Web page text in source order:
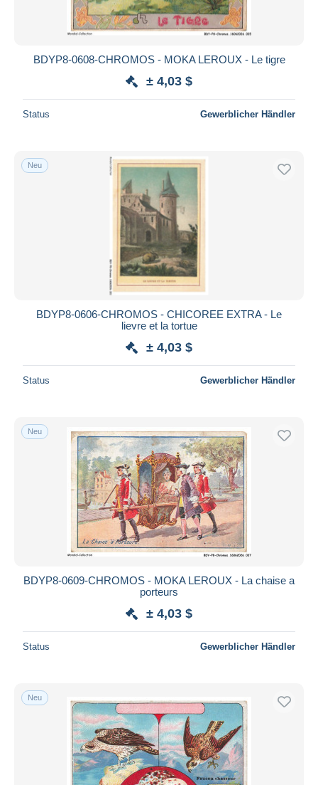
BDYP8-0608-CHROMOS - MOKA LEROUX - Le tigre
± 4,03 $
Status Gewerblicher Händler
Neu
BDYP8-0606-CHROMOS - CHICOREE EXTRA - Le
lievre et la tortue
± 4,03 $
Status Gewerblicher Händler
Neu
BDYP8-0609-CHROMOS - MOKA LEROUX - La chaise a
porteurs
± 4,03 $
Status Gewerblicher Händler
Neu